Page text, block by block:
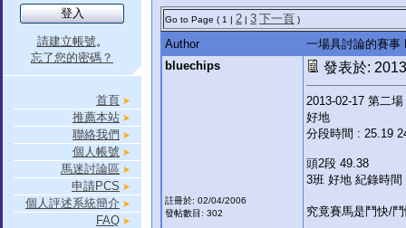
請建立帳號。
忘了您的密碼？
首頁
推薦本站
聯絡我們
個人帳號
馬迷討論區
申請PCS
個人評述系統簡介
FAQ
Go to Page ( 1 | 2 | 3 下一頁 )
Author
一場具討論的賽事
bluechips
註冊於: 02/04/2006
發帖數目: 302
發表於:
2013-02-17 第二
好地
分段時間 : 25.19
頭2段 49.38
3班 好地 紀錄時間
究竟賽馬是鬥快/